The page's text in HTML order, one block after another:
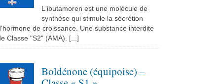
L'ibutamoren est une molécule de
synthèse qui stimule la sécrétion
de croissance. Une substance interdite
Classe "S2" (AMA). [...]
Boldénone (équipoise) –